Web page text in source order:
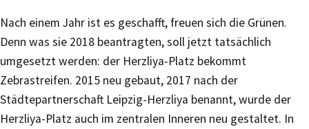
Nach einem Jahr ist es geschafft, freuen sich die Grünen.
Denn was sie 2018 beantragten, soll jetzt tatsächlich
umgesetzt werden: der Herzliya-Platz bekommt
Zebrastreifen. 2015 neu gebaut, 2017 nach der
Städtepartnerschaft Leipzig-Herzliya benannt, wurde der
Herzliya-Platz auch im zentralen Inneren neu gestaltet. In